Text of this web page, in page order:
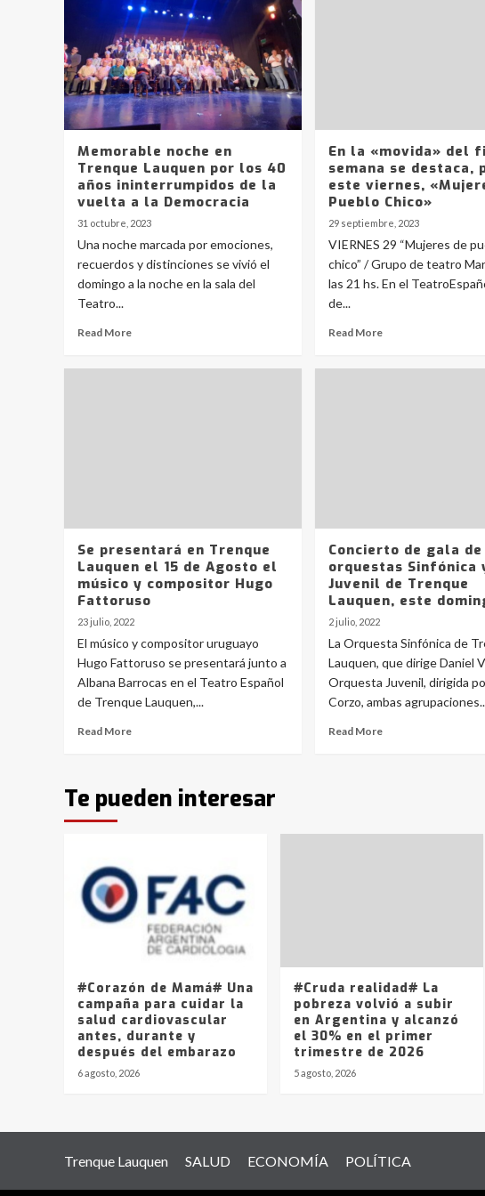
Memorable noche en
Trenque Lauquen por los 40
años ininterrumpidos de la
vuelta a la Democracia
31 octubre, 2023
Una noche marcada por emociones,
recuerdos y distinciones se vivió el
domingo a la noche en la sala del
Teatro...
Read More
En la «movida» del
semana se destaca,
este viernes,
Pueblo Chico»
29 septiembre, 2023
VIERNES 29 “Mujeres de
chico” / Grupo de teatro
las 21 hs. En el
de...
Read More
Se presentará en Trenque
Lauquen el 15 de Agosto el
músico y compositor Hugo
Fattoruso
23 julio, 2022
El músico y compositor uruguayo
Hugo Fattoruso se presentará junto a
Albana Barrocas en el Teatro Español
de Trenque Lauquen,...
Read More
Concierto de gala
orquestas Sinfónica
Juvenil de Trenque
Lauquen, este
2 julio, 2022
La Orquesta Sinfónica de
Lauquen, que dirige Daniel
Orquesta Juvenil, dirigida
Corzo, ambas
Read More
Te pueden interesar
#Corazón de Mamá# Una
campaña para cuidar la
salud cardiovascular
antes, durante y
después del embarazo
6 agosto, 2026
#Cruda realidad# La
pobreza volvió a subir
en Argentina y alcanzó
el 30% en el primer
trimestre de 2026
5 agosto, 2026
Trenque Lauquen SALUD ECONOMÍA POLÍTICA